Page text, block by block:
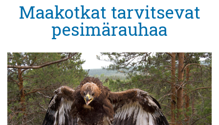
Maakotkat tarvitsevat
pesimärauhaa